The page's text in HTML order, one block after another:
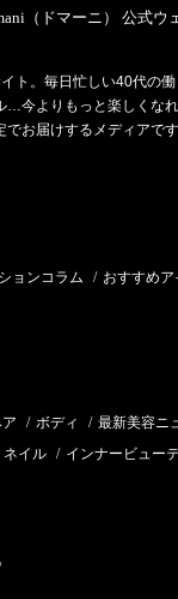
（ドマーニ） 公式ウ
ト。毎日忙しい40代の
…今よりもっと楽しくな
お届けするメディアです
ョンコラム / おすすめア
/ ボディ / 最新美容ニ
ネイル / インナービュー